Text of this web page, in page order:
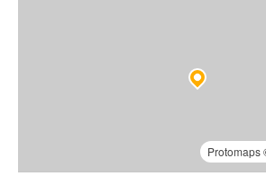
Protomaps